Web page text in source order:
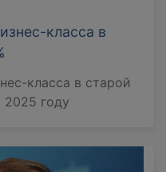
класса в
класса в старой
2025 году